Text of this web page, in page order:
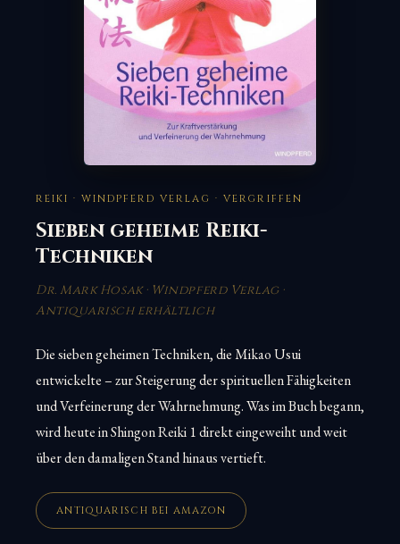
REIKI · WINDPFERD VERLAG · VERGRIFFEN
Sieben geheime Reiki-
Techniken
Dr. Mark Hosak · Windpferd Verlag ·
Antiquarisch erhältlich
Die sieben geheimen Techniken, die Mikao Usui
entwickelte – zur Steigerung der spirituellen Fähigkeiten
und Verfeinerung der Wahrnehmung. Was im Buch begann,
wird heute in Shingon Reiki 1 direkt eingeweiht und weit
über den damaligen Stand hinaus vertieft.
ANTIQUARISCH BEI AMAZON